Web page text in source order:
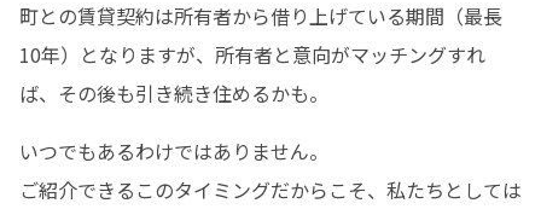
町との賃貸契約は所有者から借り上げている期間（最長
10年）となりますが、所有者と意向がマッチングすれ
ば、その後も引き続き住めるかも。
いつでもあるわけではありません。
ご紹介できるこのタイミングだからこそ、私たちとしては